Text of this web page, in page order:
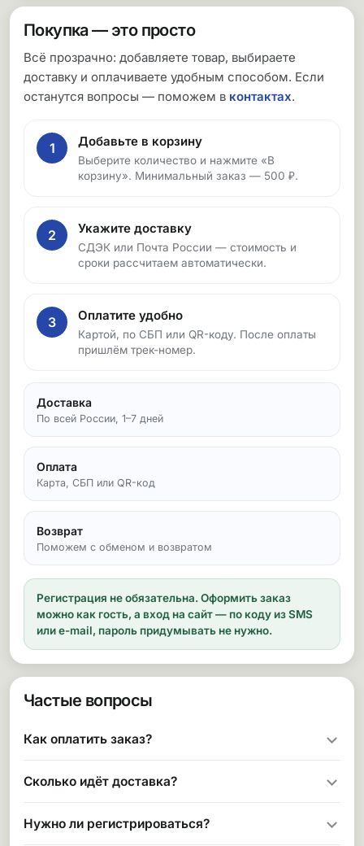
Покупка — это просто
Всё прозрачно: добавляете товар, выбираете
доставку и оплачиваете удобным способом. Если
останутся вопросы — поможем в контактах.
1 Добавьте в корзину
Выберите количество и нажмите «В
корзину». Минимальный заказ — 500 ₽.
2 Укажите доставку
СДЭК или Почта России — стоимость и
сроки рассчитаем автоматически.
3 Оплатите удобно
Картой, по СБП или QR-коду. После оплаты
пришлём трек-номер.
Доставка
По всей России, 1–7 дней
Оплата
Карта, СБП или QR-код
Возврат
Поможем с обменом и возвратом
Регистрация не обязательна. Оформить заказ
можно как гость, а вход на сайт — по коду из SMS
или e-mail, пароль придумывать не нужно.
Частые вопросы
Как оплатить заказ?
Сколько идёт доставка?
Нужно ли регистрироваться?